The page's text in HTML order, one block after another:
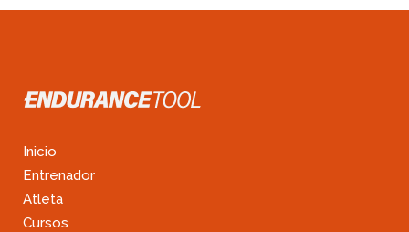
Inicio
Entrenador
Atleta
Cursos